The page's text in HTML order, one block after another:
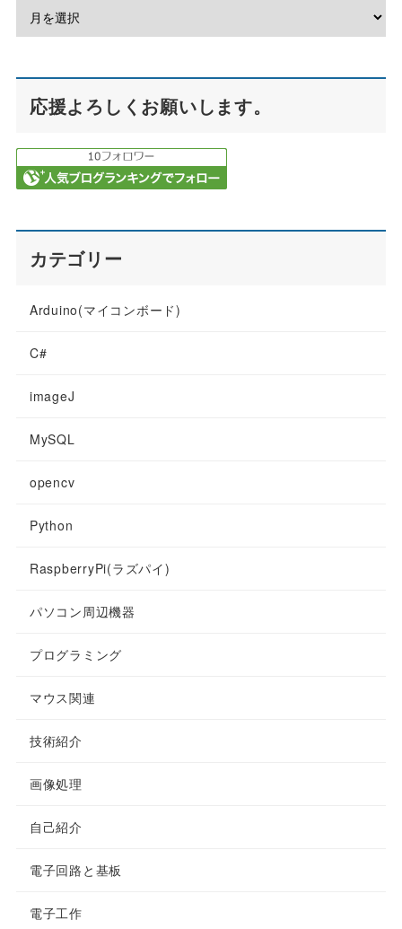
応援よろしくお願いします。
カテゴリー
Arduino(マイコンボード)
C#
imageJ
MySQL
opencv
Python
RaspberryPi(ラズパイ)
パソコン周辺機器
プログラミング
マウス関連
技術紹介
画像処理
自己紹介
電子回路と基板
電子工作